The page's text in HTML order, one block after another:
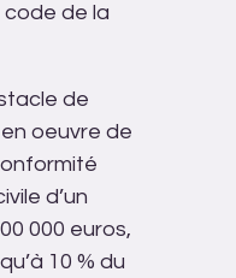
code de la
de
oeuvre de
d’un
000 euros,
10 % du